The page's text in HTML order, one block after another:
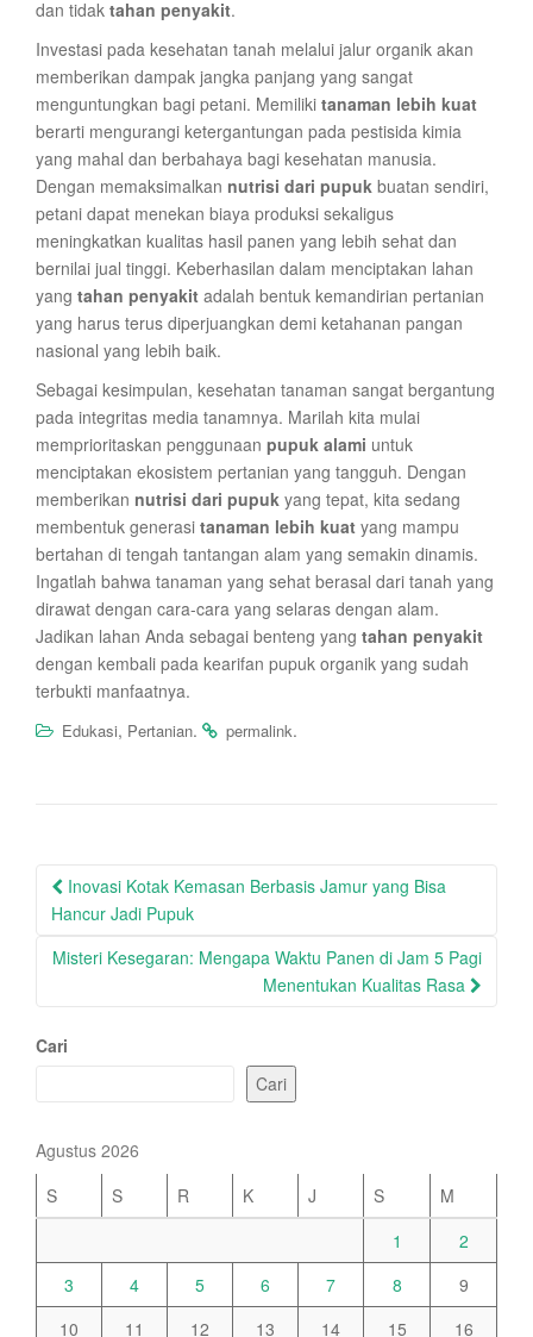
dan tidak tahan penyakit.
Investasi pada kesehatan tanah melalui jalur organik akan
memberikan dampak jangka panjang yang sangat
menguntungkan bagi petani. Memiliki tanaman lebih kuat
berarti mengurangi ketergantungan pada pestisida kimia
yang mahal dan berbahaya bagi kesehatan manusia.
Dengan memaksimalkan nutrisi dari pupuk buatan sendiri,
petani dapat menekan biaya produksi sekaligus
meningkatkan kualitas hasil panen yang lebih sehat dan
bernilai jual tinggi. Keberhasilan dalam menciptakan lahan
yang tahan penyakit adalah bentuk kemandirian pertanian
yang harus terus diperjuangkan demi ketahanan pangan
nasional yang lebih baik.
Sebagai kesimpulan, kesehatan tanaman sangat bergantung
pada integritas media tanamnya. Marilah kita mulai
memprioritaskan penggunaan pupuk alami untuk
menciptakan ekosistem pertanian yang tangguh. Dengan
memberikan nutrisi dari pupuk yang tepat, kita sedang
membentuk generasi tanaman lebih kuat yang mampu
bertahan di tengah tantangan alam yang semakin dinamis.
Ingatlah bahwa tanaman yang sehat berasal dari tanah yang
dirawat dengan cara-cara yang selaras dengan alam.
Jadikan lahan Anda sebagai benteng yang tahan penyakit
dengan kembali pada kearifan pupuk organik yang sudah
terbukti manfaatnya.
Edukasi, Pertanian. permalink.
Post
navigation
Inovasi Kotak Kemasan Berbasis Jamur yang Bisa
Hancur Jadi Pupuk
Misteri Kesegaran: Mengapa Waktu Panen di Jam 5 Pagi
Menentukan Kualitas Rasa
Cari
Cari
Agustus 2026
S
S R K J S
M
1
2
3
4 5 6 7 8
9
10
11 12 13 14 15
16